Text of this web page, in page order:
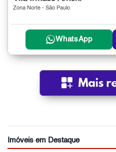
Zona Norte - São Paulo
WhatsApp
Imóveis em Destaque